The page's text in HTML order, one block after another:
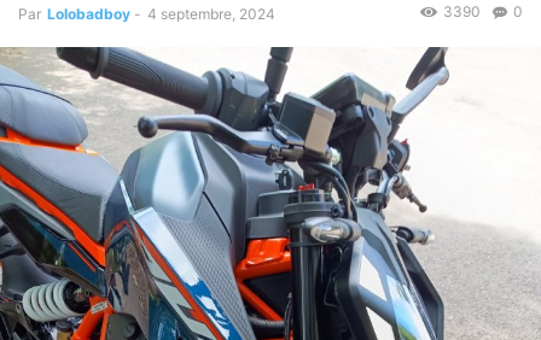
Par Lolobadboy - 4 septembre, 2024 0
3390